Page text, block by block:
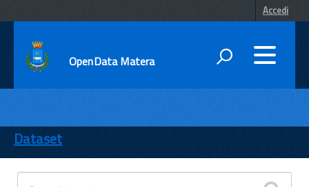
Accedi
OpenData Matera
ENTI
TEMI
INFORMAZIONI
Dataset